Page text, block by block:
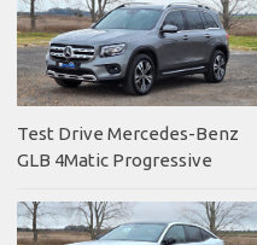
Test Drive Mercedes-Benz
GLB 4Matic Progressive